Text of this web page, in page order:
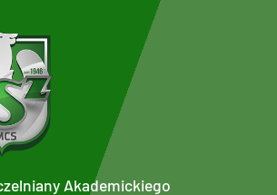
Akademickiego